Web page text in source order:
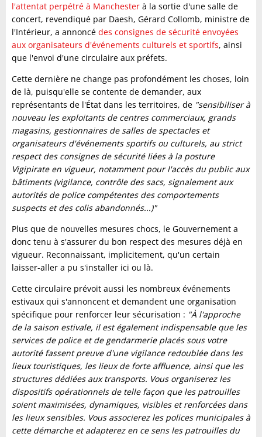
l'attentat perpétré à Manchester à la sortie d'une salle de
concert, revendiqué par Daesh, Gérard Collomb, ministre de
l'Intérieur, a annoncé des consignes de sécurité envoyées
aux organisateurs d'événements culturels et sportifs, ainsi
que l'envoi d'une circulaire aux préfets.
Cette dernière ne change pas profondément les choses, loin
de là, puisqu'elle se contente de demander, aux
représentants de l'État dans les territoires, de "sensibiliser à
nouveau les exploitants de centres commerciaux, grands
magasins, gestionnaires de salles de spectacles et
organisateurs d'événements sportifs ou culturels, au strict
respect des consignes de sécurité liées à la posture
Vigipirate en vigueur, notamment pour l'accès du public aux
bâtiments (vigilance, contrôle des sacs, signalement aux
autorités de police compétentes des comportements
suspects et des colis abandonnés...)"
Plus que de nouvelles mesures chocs, le Gouvernement a
donc tenu à s'assurer du bon respect des mesures déjà en
vigueur. Reconnaissant, implicitement, qu'un certain
laisser-aller a pu s'installer ici ou là.
Cette circulaire prévoit aussi les nombreux événements
estivaux qui s'annoncent et demandent une organisation
spécifique pour renforcer leur sécurisation : "À l'approche
de la saison estivale, il est également indispensable que les
services de police et de gendarmerie placés sous votre
autorité fassent preuve d'une vigilance redoublée dans les
lieux touristiques, les lieux de forte affluence, ainsi que les
structures dédiées aux transports. Vous organiserez les
dispositifs opérationnels de telle façon que les patrouilles
soient maximisées, dynamiques, visibles et renforcées dans
les lieux sensibles. Vous associerez les polices municipales à
cette démarche et adapterez en ce sens les patrouilles du